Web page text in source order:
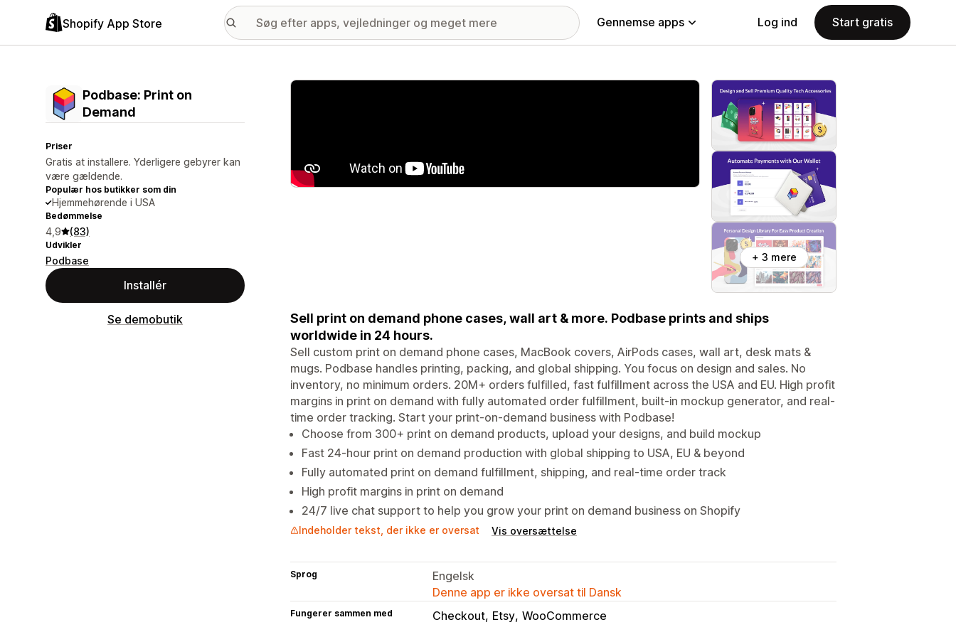
Shopify App Store Gennemse apps Log ind Start gratis
Podbase: Print on
Demand
Priser
Gratis at installere. Yderligere gebyrer kan
være gældende.
Populær hos butikker som din
Hjemmehørende i USA
Bedømmelse
4,9 (83)
Udvikler
Podbase
Installér
Se demobutik
Galleri med udvalgte billeder
+ 3 mere
Sell print on demand phone cases, wall art & more. Podbase prints and ships
worldwide in 24 hours.
Sell custom print on demand phone cases, MacBook covers, AirPods cases, wall art, desk mats &
mugs. Podbase handles printing, packing, and global shipping. You focus on design and sales. No
inventory, no minimum orders. 20M+ orders fulfilled, fast fulfillment across the USA and EU. High profit
margins in print on demand with fully automated order fulfillment, built-in mockup generator, and real-
time order tracking. Start your print-on-demand business with Podbase!
Choose from 300+ print on demand products, upload your designs, and build mockup
Fast 24-hour print on demand production with global shipping to USA, EU & beyond
Fully automated print on demand fulfillment, shipping, and real-time order track
High profit margins in print on demand
24/7 live chat support to help you grow your print on demand business on Shopify
Indeholder tekst, der ikke er oversat Vis oversættelse
Sprog
Engelsk
Denne app er ikke oversat til Dansk
Fungerer sammen med Checkout Etsy WooCommerce